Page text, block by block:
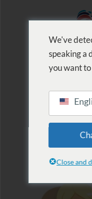
We've
speaking a
you want
Close and